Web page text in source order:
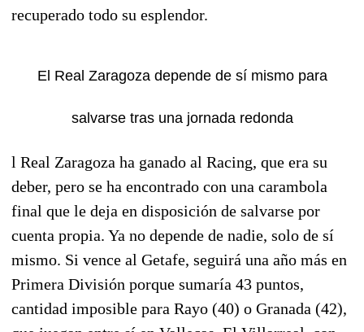
recuperado todo su esplendor.
El Real Zaragoza depende de sí mismo para
salvarse tras una jornada redonda
l Real Zaragoza ha ganado al Racing, que era su
deber, pero se ha encontrado con una carambola
final que le deja en disposición de salvarse por
cuenta propia. Ya no depende de nadie, solo de sí
mismo. Si vence al Getafe, seguirá una año más en
Primera División porque sumaría 43 puntos,
cantidad imposible para Rayo (40) o Granada (42),